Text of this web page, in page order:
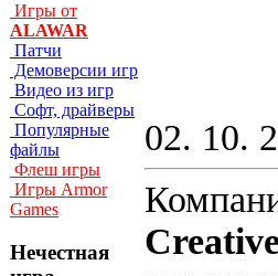
Игры от
ALAWAR
Патчи
Демоверсии игр
Видео из игр
Софт, драйверы
Популярные
файлы
Флеш игры
Игры Armor
Games
Нечестная
02. 10.